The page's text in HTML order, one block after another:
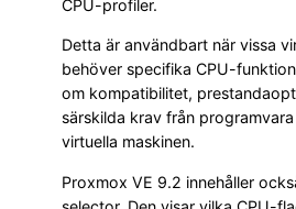
CPU-profiler.
Detta är användbart när vissa
behöver specifika CPU-
om kompatibilitet,
särskilda krav från
virtuella maskinen.
Proxmox VE 9.2 innehåller